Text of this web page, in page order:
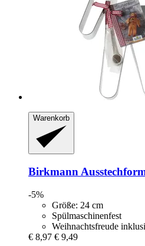
Warenkorb
Birkmann
-5%
Größe: 24 cm
Spülmaschinenfest
Weihnachtsfreude
€ 8,97 € 9,49